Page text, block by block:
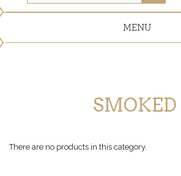
MENU
SMOKED
There are no products in this category.